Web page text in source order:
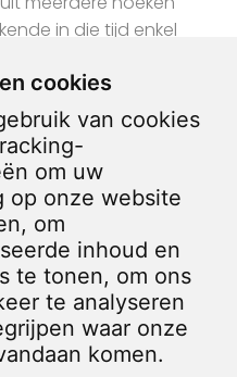
cookies
van cookies
om uw
op onze website
om
inhoud en
te tonen, om ons
te analyseren
waar onze
komen.
in die tijd enkel
héél veel narigheid…
China' (1949) kwam er
grootste aller tijden
honger en armoede
een afmeting van ca.
Korea
China